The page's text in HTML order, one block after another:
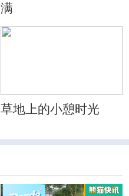
满
草地上的小憩时光